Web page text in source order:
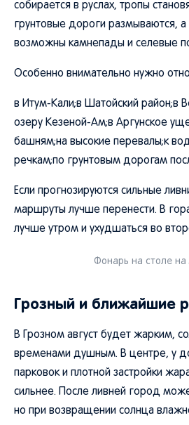
собирается в руслах, тропы
грунтовые дороги размываются, а
возможны камнепады и селевые
Особенно внимательно нужно
в Итум-Кали;в Шатойский район;в
озеру Кезеной-Ам;в Аргунское
башням;на высокие перевалы;к
речкам;по грунтовым дорогам
Если прогнозируются сильные
маршруты лучше перенести. В
лучше утром и ухудшаться во
Фонарь на столе на
Грозный и ближайшие
В Грозном август будет жарким,
временами душным. В центре, у
парковок и плотной застройки
сильнее. После ливней город
но при возвращении солнца